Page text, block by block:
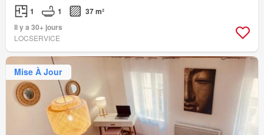
1 1
37 m²
Il y a 30+ jours
LOCSERVICE
Mise À Jour